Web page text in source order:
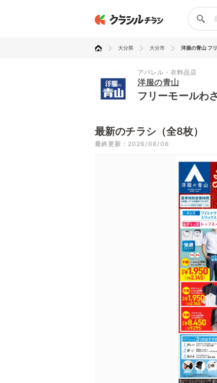
大分県 大分市 洋服の青山 フ
アパレル・衣料品店
洋服の青山
フリーモールわ
最新のチラシ（全8枚）
最終更新：2026/08/06